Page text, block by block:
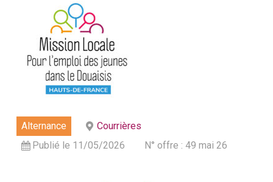
Alternance
Courrières
Publié le 11/05/2026
N° offre : 49 mai 26